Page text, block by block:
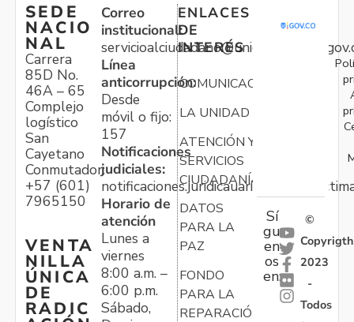
SEDE
NACIO
NAL
Carrera
85D No.
46A – 65
Complejo
logístico
San
Cayetano
Conmutador:
+57 (601)
7965150
VENTA
NILLA
ÚNICA
DE
RADIC
Correo
institucional:
Línea
anticorrupción:
Desde
móvil o fijo:
157
Notificaciones
judiciales:
Horario de
atención
Lunes a
viernes
8:00 a.m. –
6:00 p.m.
Sábado,
ENLACES
DE
INTERÉS
COMUNICACIONES
LA UNIDAD
ATENCIÓN Y
SERVICIOS
CIUDADANÍA
DATOS
PARA LA
PAZ
FONDO
PARA LA
REPARACIÓN
Sí
gu
en
os
en:
©
Copyrigth
2023
-
Todos